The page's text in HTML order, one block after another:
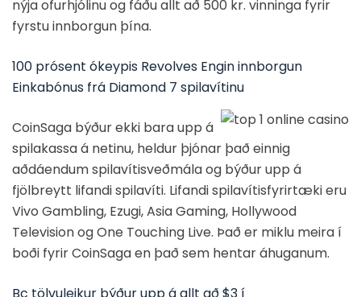
nýja ofurhjólinu og fáðu allt að 500 kr. vinninga fyrir
fyrstu innborgun þína.
100 prósent ókeypis Revolves Engin innborgun
Einkabónus frá Diamond 7 spilavítinu
CoinSaga býður ekki bara upp á
spilakassa á netinu, heldur þjónar það einnig
aðdáendum spilavítisveðmála og býður upp á
fjölbreytt lifandi spilavíti. Lifandi spilavítisfyrirtæki eru
Vivo Gambling, Ezugi, Asia Gaming, Hollywood
Television og One Touching Live. Það er miklu meira í
boði fyrir CoinSaga en það sem hentar áhuganum.
Bc tölvuleikur býður upp á allt að $3 í